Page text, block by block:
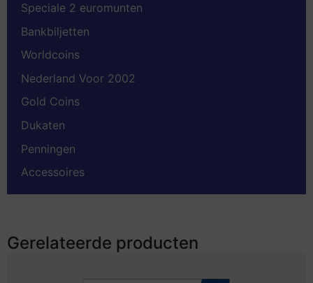
Speciale 2 euromunten
Bankbiljetten
Worldcoins
Nederland Voor 2002
Gold Coins
Dukaten
Penningen
Accessoires
Gerelateerde producten